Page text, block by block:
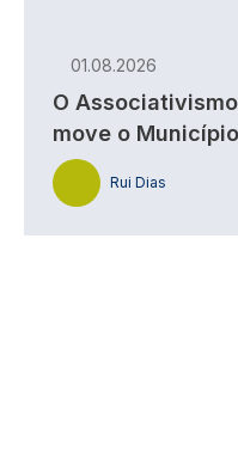
01.08.2026
O
move o Município
Rui Dias